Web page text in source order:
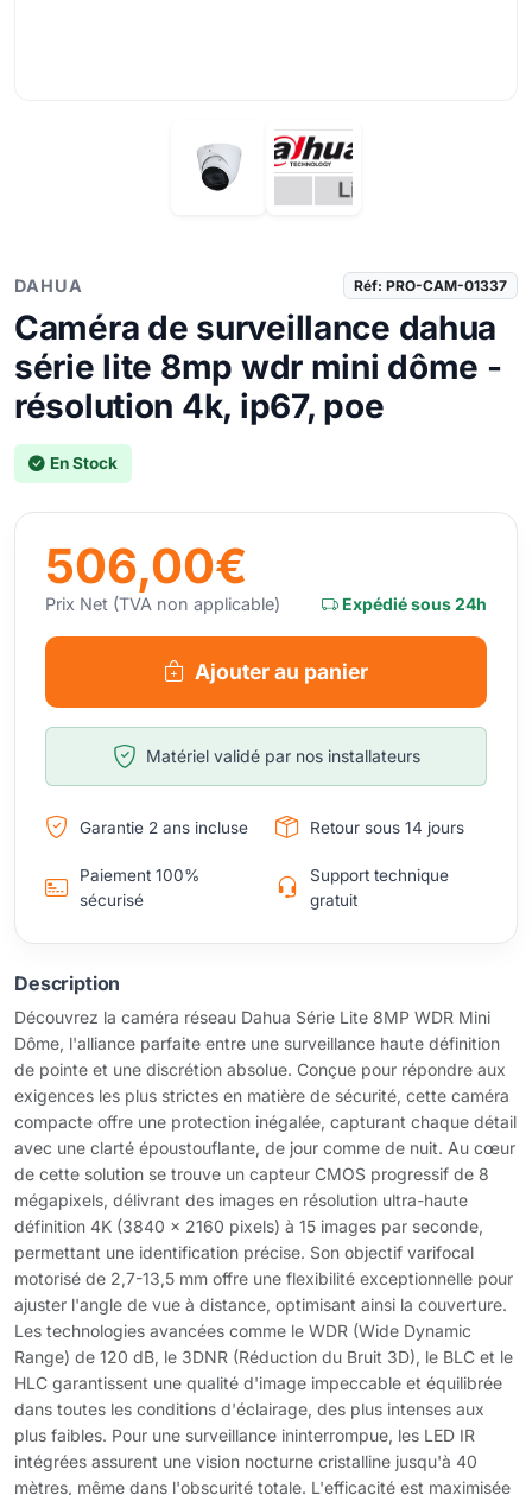
DAHUA Réf: PRO-CAM-01337
Caméra de surveillance dahua
série lite 8mp wdr mini dôme -
résolution 4k, ip67, poe
En Stock
506,00€
Prix Net (TVA non applicable) Expédié sous 24h
Ajouter au panier
Matériel validé par nos installateurs
Garantie 2 ans incluse Retour sous 14 jours
Paiement 100%
sécurisé
Support technique
gratuit
Description
Découvrez la caméra réseau Dahua Série Lite 8MP WDR Mini
Dôme, l'alliance parfaite entre une surveillance haute définition
de pointe et une discrétion absolue. Conçue pour répondre aux
exigences les plus strictes en matière de sécurité, cette caméra
compacte offre une protection inégalée, capturant chaque détail
avec une clarté époustouflante, de jour comme de nuit. Au cœur
de cette solution se trouve un capteur CMOS progressif de 8
mégapixels, délivrant des images en résolution ultra-haute
définition 4K (3840 x 2160 pixels) à 15 images par seconde,
permettant une identification précise. Son objectif varifocal
motorisé de 2,7-13,5 mm offre une flexibilité exceptionnelle pour
ajuster l'angle de vue à distance, optimisant ainsi la couverture.
Les technologies avancées comme le WDR (Wide Dynamic
Range) de 120 dB, le 3DNR (Réduction du Bruit 3D), le BLC et le
HLC garantissent une qualité d'image impeccable et équilibrée
dans toutes les conditions d'éclairage, des plus intenses aux
plus faibles. Pour une surveillance ininterrompue, les LED IR
intégrées assurent une vision nocturne cristalline jusqu'à 40
mètres, même dans l'obscurité totale. L'efficacité est maximisée